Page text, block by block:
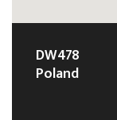
DW478
Poland